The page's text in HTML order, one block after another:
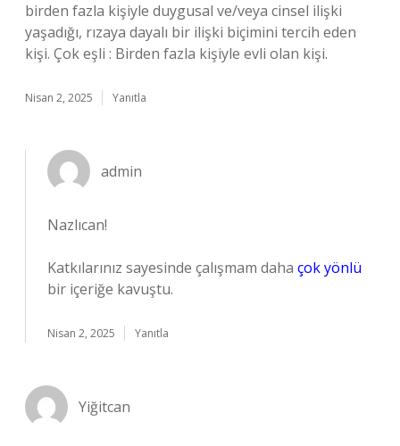
birden fazla kişiyle duygusal ve/veya cinsel ilişki
yaşadığı, rızaya dayalı bir ilişki biçimini tercih eden
kişi. Çok eşli : Birden fazla kişiyle evli olan kişi.
Nisan 2, 2025 Yanıtla
admin
Nazlıcan!
Katkılarınız sayesinde çalışmam daha çok yönlü
bir içeriğe kavuştu.
Nisan 2, 2025 Yanıtla
Yiğitcan